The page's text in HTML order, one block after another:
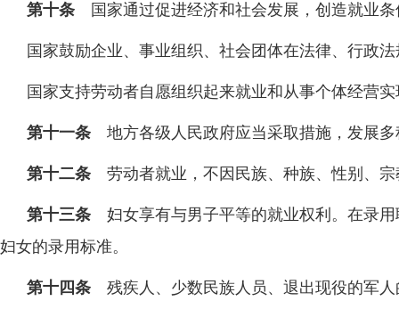
第十条 国家通过促进经济和社会发展，创造就业
国家鼓励企业、事业组织、社会团体在法律、行政
国家支持劳动者自愿组织起来就业和从事个体经营
第十一条 地方各级人民政府应当采取措施，发展
第十二条 劳动者就业，不因民族、种族、性别、
第十三条 妇女享有与男子平等的就业权利。在录
妇女的录用标准。
第十四条 残疾人、少数民族人员、退出现役的军